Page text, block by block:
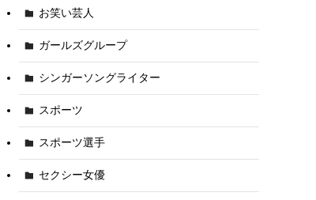
お笑い芸人
ガールズグループ
シンガーソングライター
スポーツ
スポーツ選手
セクシー女優